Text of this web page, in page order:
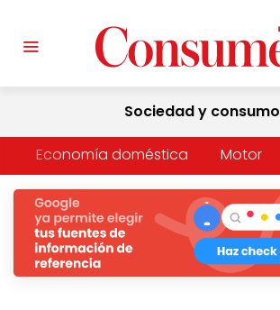
Sociedad y consumo
Economía doméstica Motor